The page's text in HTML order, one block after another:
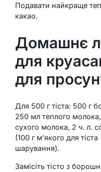
Подавати найкраще
какао.
Домашнє
для
для
Для 500 г тіста: 500 г
250 мл теплого
сухого молока, 2 ч. л.
(100 г м’якого для
шарування).
Замісіть тісто з